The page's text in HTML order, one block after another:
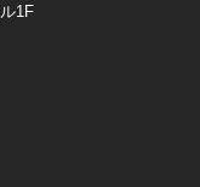
1F